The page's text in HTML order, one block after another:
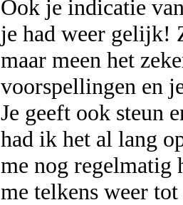
Ook je indicatie
je had weer gelijk!
maar meen het
voorspellingen en
Je geeft ook steun
had ik het al lang
me nog regelmatig
me telkens weer